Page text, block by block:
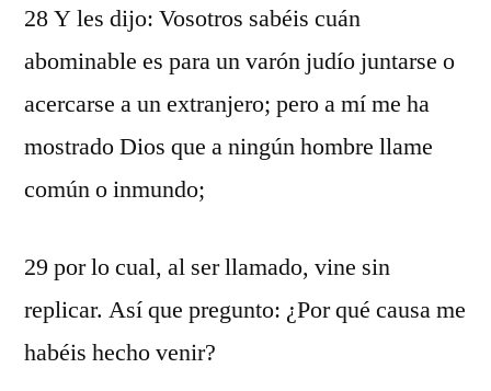
28 Y les dijo: Vosotros sabéis cuán
abominable es para un varón judío juntarse o
acercarse a un extranjero; pero a mí me ha
mostrado Dios que a ningún hombre llame
común o inmundo;
29 por lo cual, al ser llamado, vine sin
replicar. Así que pregunto: ¿Por qué causa me
habéis hecho venir?